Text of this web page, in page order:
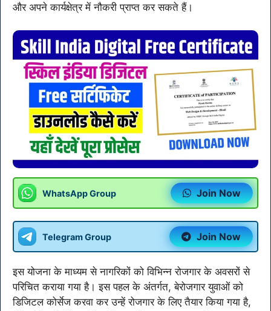
और अपने कार्यक्षेत्र में नौकरी प्राप्त कर सकते हैं।
WhatsApp Group Join Now
Telegram Group Join Now
इस योजना के माध्यम से नागरिकों को विभिन्न रोजगार के अवसरों से
परिचित कराया गया है। इस पहल के अंतर्गत, बेरोजगार युवाओं को
डिजिटल कोर्सेज करवा कर उन्हें रोजगार के लिए तैयार किया गया है,